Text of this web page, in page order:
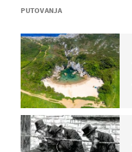
PUTOVANJA